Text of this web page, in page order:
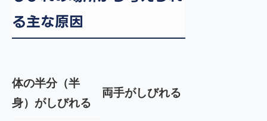
る主な原因
体の半分（半
身）がしびれる
両手がしびれる